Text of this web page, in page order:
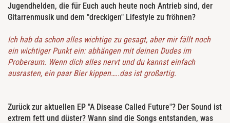
Jugendhelden, die für Euch auch heute noch Antrieb sind, der
Gitarrenmusik und dem "dreckigen" Lifestyle zu fröhnen?
Ich hab da schon alles wichtige zu gesagt, aber mir fällt noch
ein wichtiger Punkt ein: abhängen mit deinen Dudes im
Proberaum. Wenn dich alles nervt und du kannst einfach
ausrasten, ein paar Bier kippen…..das ist großartig.
Zurück zur aktuellen EP "A Disease Called Future"? Der Sound ist
extrem fett und düster? Wann sind die Songs entstanden, was